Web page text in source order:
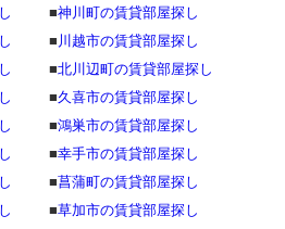
■神川町の賃貸部屋探し
■ 川越市の賃貸部屋探し
■北川辺町の賃貸部屋探し
■久喜市の賃貸部屋探し
■鴻巣市の賃貸部屋探し
■幸手市の賃貸部屋探し
■菖蒲町の賃貸部屋探し
■草加市の賃貸部屋探し